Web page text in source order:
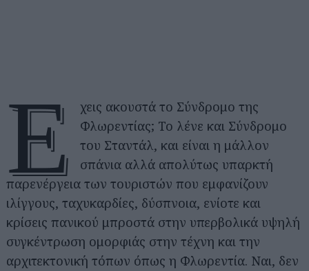
Έ
χεις ακουστά το Σύνδρομο της
Φλωρεντίας; Το λένε και Σύνδρομο
του Σταντάλ, και είναι η μάλλον
σπάνια αλλά απολύτως υπαρκτή
παρενέργεια των τουριστών που εμφανίζουν
ιλίγγους, ταχυκαρδίες, δύσπνοια, ενίοτε και
κρίσεις πανικού μπροστά στην υπερβολικά υψηλή
συγκέντρωση ομορφιάς στην τέχνη και την
αρχιτεκτονική τόπων όπως η Φλωρεντία. Ναι, δεν